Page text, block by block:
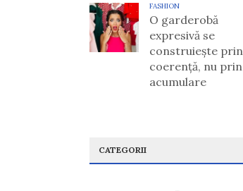
FASHION
O garderobă
expresivă se
construiește prin
coerență, nu prin
acumulare
CATEGORII